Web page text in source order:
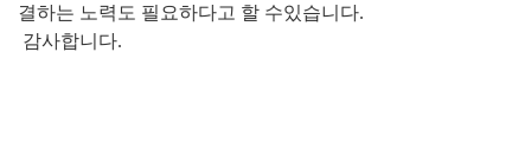
결하는 노력도 필요하다고 할 수있습니다.
감사합니다.